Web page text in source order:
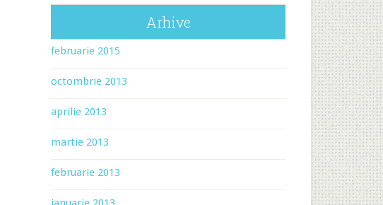
Arhive
februarie 2015
octombrie 2013
aprilie 2013
martie 2013
februarie 2013